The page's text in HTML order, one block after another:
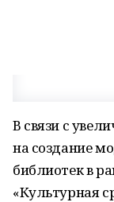
В связи с
на создание
библиотек в
«Культурная